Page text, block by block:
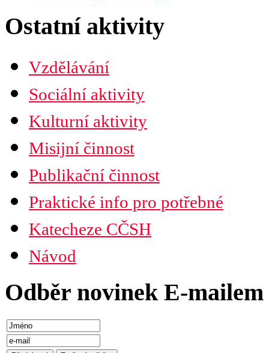
Ostatní aktivity
Vzdělávání
Sociální aktivity
Kulturní aktivity
Misijní činnost
Publikační činnost
Praktické info pro potřebné
Katecheze CČSH
Návod
Odběr novinek E-mailem